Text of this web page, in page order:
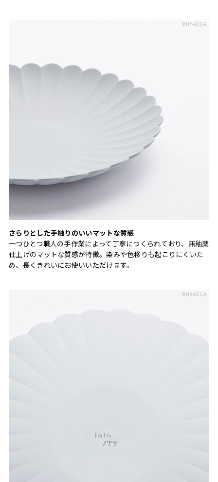
さらりとした手触りのいいマットな質感
一つひとつ職人の手作業によって丁寧につくられており、無釉薬
仕上げのマットな質感が特徴。染みや色移りも起こりにくいた
め、長くきれいにお使いいただけます。